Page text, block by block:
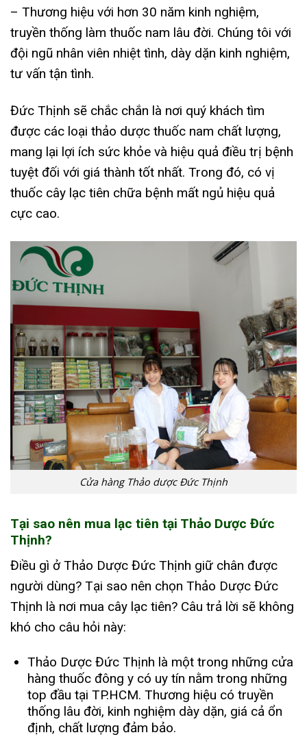
– Thương hiệu với hơn 30 năm kinh nghiệm,
truyền thống làm thuốc nam lâu đời. Chúng tôi với
đội ngũ nhân viên nhiệt tình, dày dặn kinh nghiệm,
tư vấn tận tình.
Đức Thịnh sẽ chắc chắn là nơi quý khách tìm
được các loại thảo dược thuốc nam chất lượng,
mang lại lợi ích sức khỏe và hiệu quả điều trị bệnh
tuyệt đối với giá thành tốt nhất. Trong đó, có vị
thuốc cây lạc tiên chữa bệnh mất ngủ hiệu quả
cực cao.
Cửa hàng Thảo dược Đức Thịnh
Tại sao nên mua lạc tiên tại Thảo Dược Đức
Thịnh?
Điều gì ở Thảo Dược Đức Thịnh giữ chân được
người dùng? Tại sao nên chọn Thảo Dược Đức
Thịnh là nơi mua cây lạc tiên? Câu trả lời sẽ không
khó cho câu hỏi này:
Thảo Dược Đức Thịnh là một trong những cửa
hàng thuốc đông y có uy tín nằm trong những
top đầu tại TP.HCM. Thương hiệu có truyền
thống lâu đời, kinh nghiệm dày dặn, giá cả ổn
định, chất lượng đảm bảo.